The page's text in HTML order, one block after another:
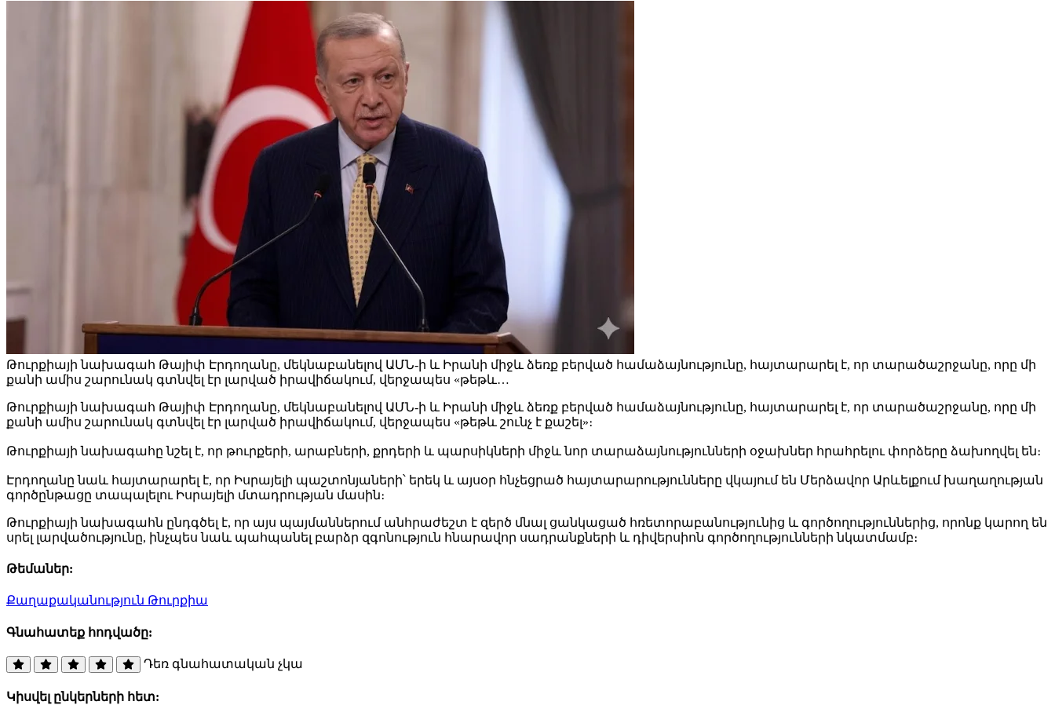
Թուրքիայի նախագահ Թայիփ Էրդողանը, մեկնաբանելով ԱՄՆ-ի և Իրանի միջև ձեռք բերված համաձայնությունը, հայտարարել է, որ տարածաշրջանը, որը մի
քանի ամիս շարունակ գտնվել էր լարված իրավիճակում, վերջապես «թեթև…
Թուրքիայի նախագահ Թայիփ Էրդողանը, մեկնաբանելով ԱՄՆ-ի և Իրանի միջև ձեռք բերված համաձայնությունը, հայտարարել է, որ տարածաշրջանը, որը մի
քանի ամիս շարունակ գտնվել էր լարված իրավիճակում, վերջապես «թեթև շունչ է քաշել»։
Թուրքիայի նախագահը նշել է, որ թուրքերի, արաբների, քրդերի և պարսիկների միջև նոր տարաձայնությունների օջախներ հրահրելու փորձերը ձախողվել են։
Էրդողանը նաև հայտարարել է, որ Իսրայելի պաշտոնյաների՝ երեկ և այսօր հնչեցրած հայտարարությունները վկայում են Մերձավոր Արևելքում խաղաղության
գործընթացը տապալելու Իսրայելի մտադրության մասին։
Թուրքիայի նախագահն ընդգծել է, որ այս պայմաններում անհրաժեշտ է զերծ մնալ ցանկացած հռետորաբանությունից և գործողություններից, որոնք կարող են
սրել լարվածությունը, ինչպես նաև պահպանել բարձր զգոնություն հնարավոր սադրանքների և դիվերսիոն գործողությունների նկատմամբ։
Թեմաներ:
Քաղաքականություն Թուրքիա
Գնահատեք հոդվածը:
Դեռ գնահատական չկա
Կիսվել ընկերների հետ: